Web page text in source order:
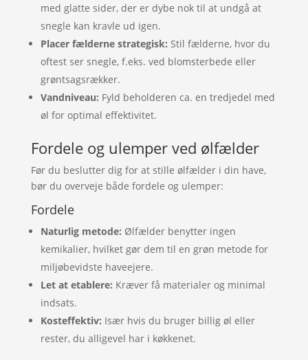
med glatte sider, der er dybe nok til at undgå at
snegle kan kravle ud igen.
Placer fælderne strategisk: Stil fælderne, hvor du
oftest ser snegle, f.eks. ved blomsterbede eller
grøntsagsrækker.
Vandniveau: Fyld beholderen ca. en tredjedel med
øl for optimal effektivitet.
Fordele og ulemper ved ølfælder
Før du beslutter dig for at stille ølfælder i din have,
bør du overveje både fordele og ulemper:
Fordele
Naturlig metode: Ølfælder benytter ingen
kemikalier, hvilket gør dem til en grøn metode for
miljøbevidste haveejere.
Let at etablere: Kræver få materialer og minimal
indsats.
Kosteffektiv: Især hvis du bruger billig øl eller
rester, du alligevel har i køkkenet.